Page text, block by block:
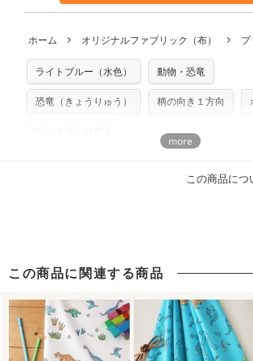
※カットを希望の方は備考欄に「50cmずつカ
ご記載ください（50cm単位でのカットのみ）
プリント布の仕様についてもっと詳しく見る
※土日祝は営業日に含まれません。
※配送日のご指定は承れません。出来上がり
も不要です。（製品化した際に起こる全て
いませんのでご了承ください）
※有料型紙（ホームソーイング型紙シリーズ
らべるキットに付属された型紙は商用利用で
注意ください。型紙自体の転用・販売およ
商用利用についての詳細はこちら
ホーム オリジナルファブリック（布）
ライトブルー（水色） 動物・恐竜
恐竜（きょうりゅう） 柄の向き１方向
アウトドアグッズ・キャンプギアを自作しよう！
甚平におすすめの柄・デザイン
この商品につ
この商品に関連する商品